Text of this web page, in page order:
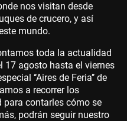
nos visitan desde
de crucero, y así
mundo.
toda la actualidad
17 agosto hasta el viernes
‘‘Aires de Feria’’ de
a recorrer los
contarles cómo se
podrán seguir nuestro